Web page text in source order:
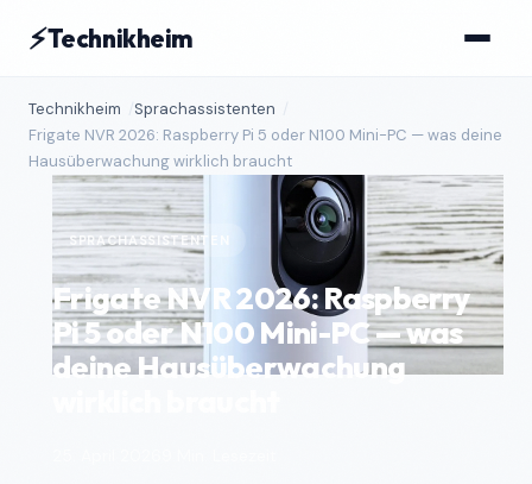
⚡Technikheim
Technikheim
Sprachassistenten
Frigate NVR 2026: Raspberry Pi 5 oder N100 Mini-PC — was deine
Hausüberwachung wirklich braucht
SPRACHASSISTENTEN
Frigate NVR 2026: Raspberry
Pi 5 oder N100 Mini-PC — was
deine Hausüberwachung